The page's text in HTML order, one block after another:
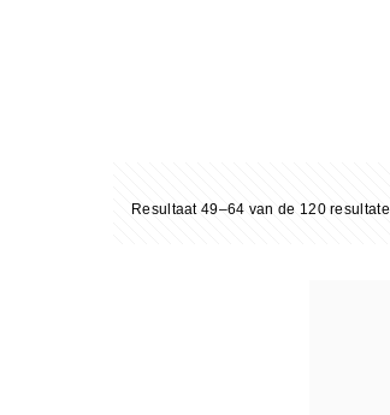
Resultaat 49–64 van de 120